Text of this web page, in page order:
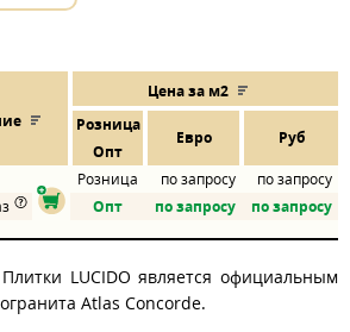
Цена за м2
Розница
Евро Руб
Опт
Розница по запросу
по запросу
Опт по запросу по запросу
LUCIDO является официальным
Atlas Concorde.